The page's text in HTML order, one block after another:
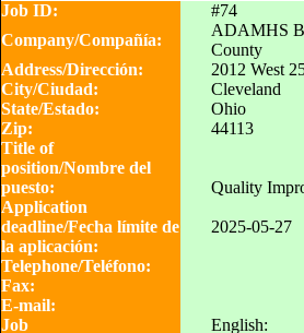
Job ID:
#74
Company/Compañía:
ADAMHS
County
Address/Dirección:
2012 West
City/Ciudad:
Cleveland
State/Estado:
Ohio
Zip:
44113
Title of
position/Nombre del
puesto:
Quality
Application
deadline/Fecha límite de
la aplicación:
2025-05-27
Telephone/Teléfono:
Fax:
E-mail:
Job
English: